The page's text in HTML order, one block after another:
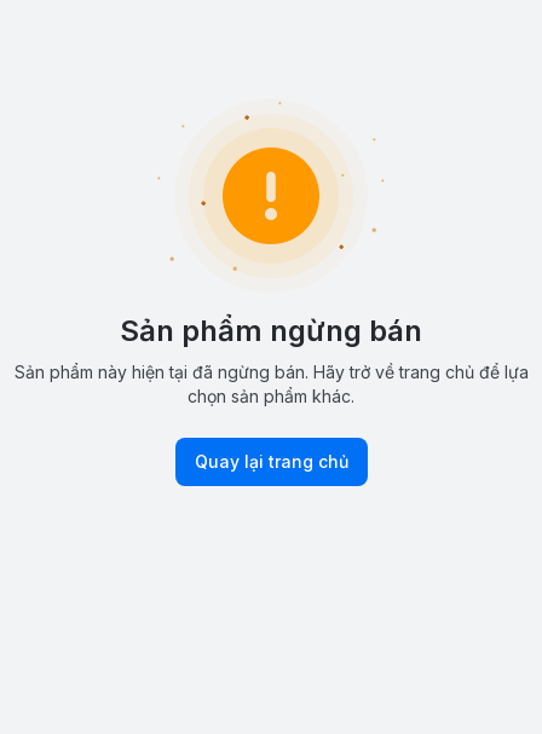
Sản phẩm ngừng bán
Sản phẩm này hiện tại đã ngừng bán. Hãy trở về trang chủ để lựa
chọn sản phẩm khác.
Quay lại trang chủ